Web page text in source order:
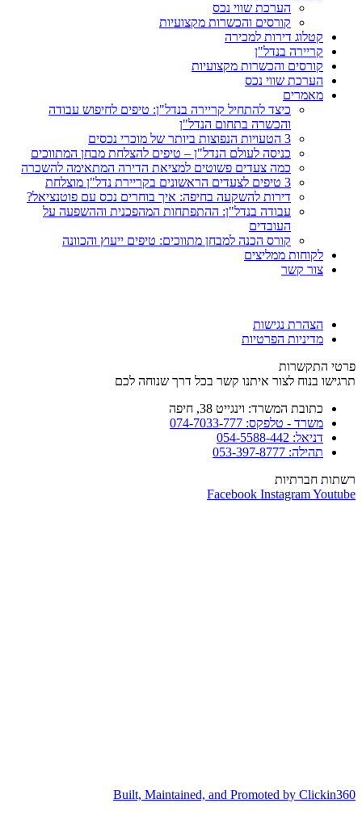
הערכת שווי נכס
קורסים והכשרות מקצועיות
קטלוג דירות למכירה
קריירה בנדל"ן
קורסים והכשרות מקצועיות
הערכת שווי נכס
מאמרים
כיצד להתחיל קריירה בנדל"ן: טיפים לחיפוש עבודה
והכשרה בתחום הנדל"ן
3 הטעויות הנפוצות ביותר של מוכרי נכסים
כניסה לעולם הנדל"ן – טיפים להצלחת מבחן המתווכים
כמה צעדים פשוטים למציאת הדירה המתאימה להשכרה
3 טיפים לצעדים הראשונים בקריירת נדל"ן מוצלחת
דירות להשקעה בחיפה: איך בוחרים נכס עם פוטנציאל?
עבודה בנדל"ן: ההתפתחות המהפכנית וההשפעה על
העובדים
קורס הכנה למבחן מתווכים: טיפים ייעוץ והכוונה
לקוחות ממליצים
צור קשר
הצהרת נגישות
מדיניות הפרטיות
פרטי התקשרות
תרגישו בנוח לצור איתנו קשר בכל דרך שנוחה לכם
כתובת המשרד: וינגייט 38, חיפה
משרד - טלפקס: 074-7033-777
דניאל: 054-5588-442
תהילה: 053-397-8777
רשתות חברתיות
Facebook InstagramYoutube
Built, Maintained, and Promoted by Clickin360